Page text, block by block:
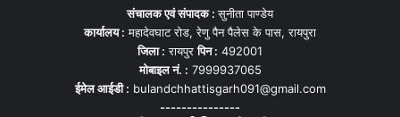
संचालक एवं संपादक :सुनीता पाण्डेय
कार्यालय : महादेवघाट रोड, रेणु पैन पैलेस के पास, रायपुरा
जिला : रायपुरपिन : 492001
मोबाइल नं. : 7999937065
ईमेल आईडी : bulandchhattisgarh091@gmail.com
---------------